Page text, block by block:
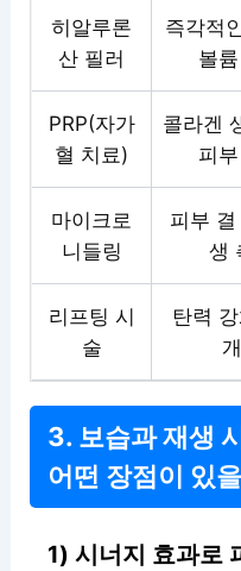
히알루론
산 필러
즉각적
볼
PRP(자가
혈 치료)
콜라겐
피
마이크로
니들링
피부 결
생
리프팅 시
술
탄력
3. 보습과 재생
어떤 장점이 있
1) 시너지 효과로